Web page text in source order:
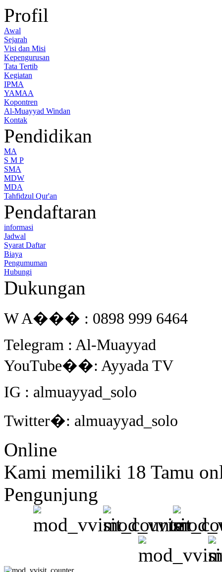
Profil
Awal
Sejarah
Visi dan Misi
Kepengurusan
Tata Tertib
Kegiatan
IPMA
YAMAA
Kopontren
Al-Muayyad Windan
Kontak
Pendidikan
MA
S M P
SMA
MDW
MDA
Tahfidzul Qur'an
Pendaftaran
informasi
Jadwal
Syarat Daftar
Biaya
Pengumuman
Hubungi
Dukungan
W A��� : 0898 999 6464
Telegram : Al-Muayyad
YouTube��: Ayyada TV
IG : almuayyad_solo
Twitter�: almuayyad_solo
Online
Kami memiliki 18 Tamu
Pengunjung